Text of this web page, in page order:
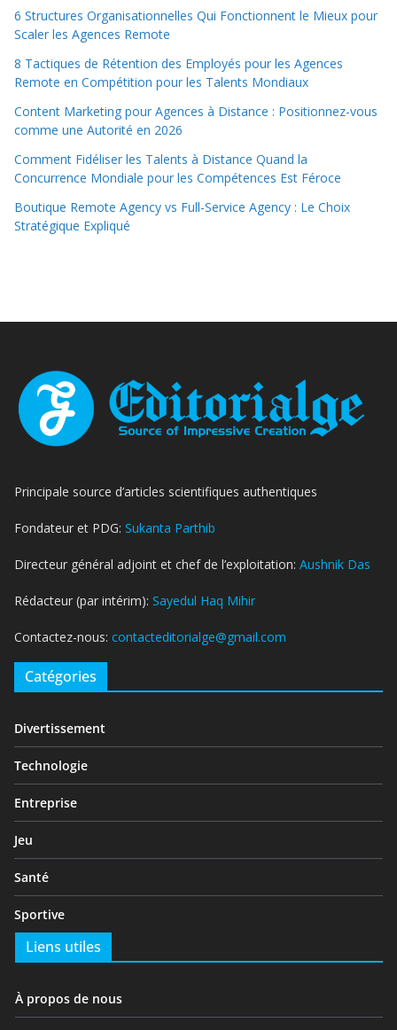
6 Structures Organisationnelles Qui Fonctionnent le Mieux pour
Scaler les Agences Remote
8 Tactiques de Rétention des Employés pour les Agences
Remote en Compétition pour les Talents Mondiaux
Content Marketing pour Agences à Distance : Positionnez-vous
comme une Autorité en 2026
Comment Fidéliser les Talents à Distance Quand la
Concurrence Mondiale pour les Compétences Est Féroce
Boutique Remote Agency vs Full-Service Agency : Le Choix
Stratégique Expliqué
Principale source d’articles scientifiques authentiques
Fondateur et PDG: Sukanta Parthib
Directeur général adjoint et chef de l’exploitation: Aushnik Das
Rédacteur (par intérim): Sayedul Haq Mihir
Contactez-nous: contacteditorialge@gmail.com
Catégories
Divertissement
Technologie
Entreprise
Jeu
Santé
Sportive
Liens utiles
À propos de nous